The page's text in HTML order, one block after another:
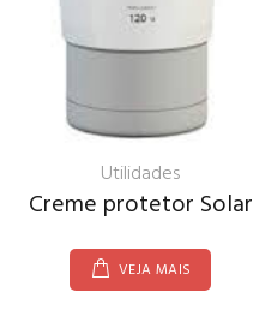
Utilidades
Creme protetor Solar
VEJA MAIS